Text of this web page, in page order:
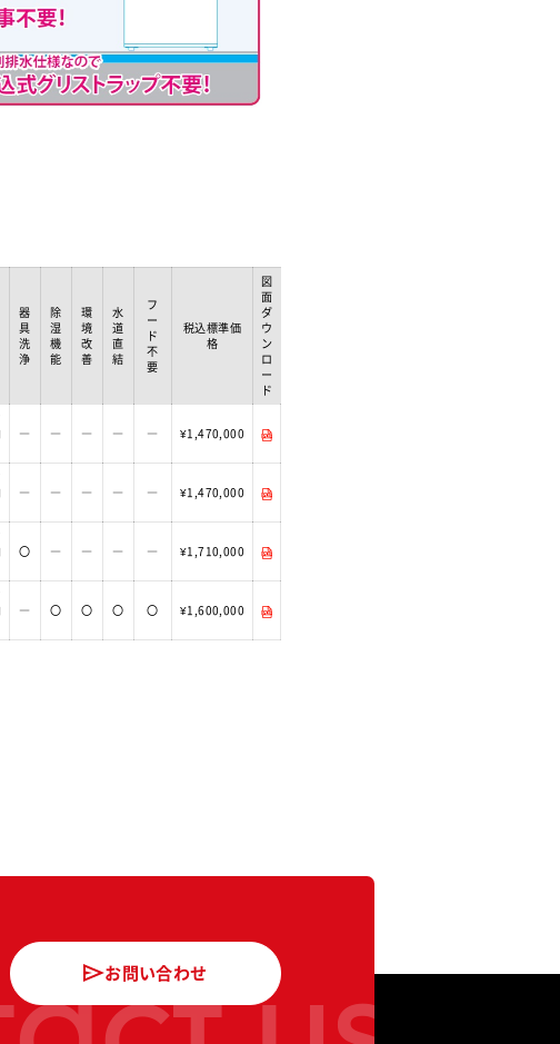
器
具
洗
浄
除
湿
機
能
環
境
改
善
水
道
直
結
フ
ー
ド
不
要
税込標準価
格
図
面
ダ
ウ
ン
ロ
ー
ド
― ― ― ― ― ¥1,470,000
― ― ― ― ― ¥1,470,000
〇 ― ― ― ― ¥1,710,000
― 〇 〇 〇 〇 ¥1,600,000
お問い合わせ